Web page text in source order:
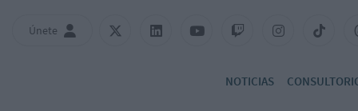
Únete
NOTICIAS